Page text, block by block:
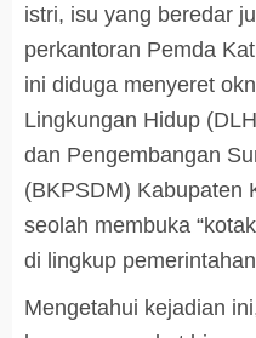
istri, isu yang beredar
perkantoran Pemda
ini diduga menyeret
Lingkungan Hidup
dan Pengembangan
(BKPSDM) Kabupaten
seolah membuka
di lingkup
Mengetahui kejadian